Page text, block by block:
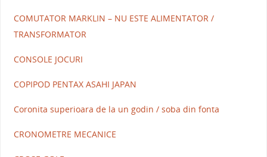
COMUTATOR MARKLIN – NU ESTE ALIMENTATOR /
TRANSFORMATOR
CONSOLE JOCURI
COPIPOD PENTAX ASAHI JAPAN
Coronita superioara de la un godin / soba din fonta
CRONOMETRE MECANICE